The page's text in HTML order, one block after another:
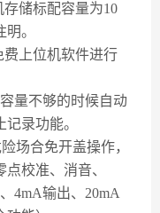
储标配容量为10
。
上位机软件进行
量不够的时候自动
录功能。
场合免开盖操作，
校准、消音、
4mA输出、 20mA